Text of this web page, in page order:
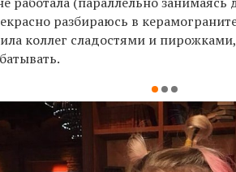
разбираюсь в
коллег сладостями и